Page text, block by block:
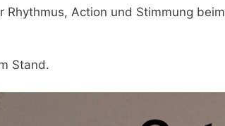
Action und Stimmung beim
Stand.